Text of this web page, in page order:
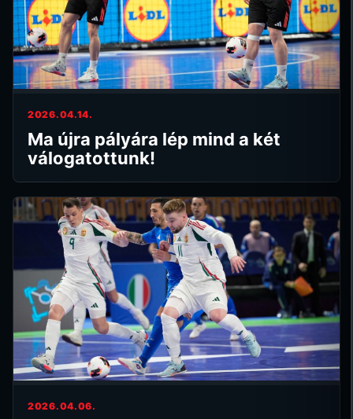
2026.04.14.
Ma újra pályára lép mind a két
válogatottunk!
2026.04.06.